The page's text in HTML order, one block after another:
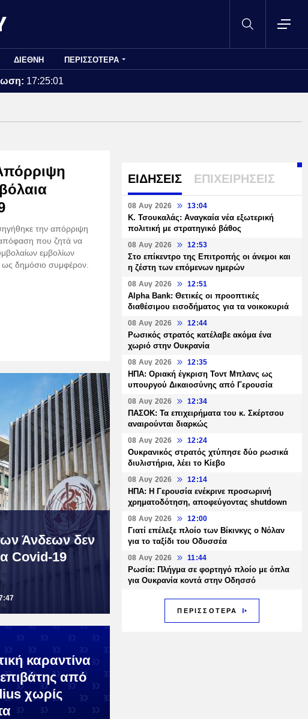
ΔΙΕΘΝΗ ΠΕΡΙΣΣΟΤΕΡΑ
17:25:01
την απόρριψη
που ζητά να
εμβολίων
ως δημόσιο συμφέρον.
Άνδεων δεν
Covid-19
καραντίνα
από
χωρίς
ΕΙΔΗΣΕΙΣ ΕΠΙΧΕΙΡΗΣΕΙΣ
08 Αυγ 2026 13:04
Κ. Τσουκαλάς: Αναγκαία νέα εξωτερική
πολιτική με στρατηγικό βάθος
08 Αυγ 2026 12:53
Στο επίκεντρο της Επιτροπής οι άνεμοι και
η ζέστη των επόμενων ημερών
08 Αυγ 2026 12:51
Alpha Bank: Θετικές οι προοπτικές
διαθέσιμου εισοδήματος για τα νοικοκυριά
08 Αυγ 2026 12:44
Ρωσικός στρατός κατέλαβε ακόμα ένα
χωριό στην Ουκρανία
08 Αυγ 2026 12:35
ΗΠΑ: Οριακή έγκριση Τοντ Μπλανς ως
υπουργού Δικαιοσύνης από Γερουσία
08 Αυγ 2026 12:34
ΠΑΣΟΚ: Τα επιχειρήματα του κ. Σκέρτσου
αναιρούνται διαρκώς
08 Αυγ 2026 12:24
Ουκρανικός στρατός χτύπησε δύο ρωσικά
διυλιστήρια, λέει το Κίεβο
08 Αυγ 2026 12:14
ΗΠΑ: Η Γερουσία ενέκρινε προσωρινή
χρηματοδότηση, αποφεύγοντας shutdown
08 Αυγ 2026 12:00
Γιατί επέλεξε πλοίο των Βίκινκγς ο Νόλαν
για το ταξίδι του Οδυσσέα
08 Αυγ 2026 11:44
Ρωσία: Πλήγμα σε φορτηγό πλοίο με όπλα
για Ουκρανία κοντά στην Οδησσό
ΠΕΡΙΣΣΟΤΕΡΑ